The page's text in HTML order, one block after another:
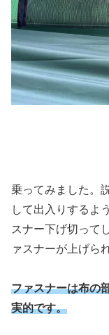
乗ってみました。
して出入りするよ
スナー下げ切って
ァスナーが上げら
ファスナーは布の
実的です。